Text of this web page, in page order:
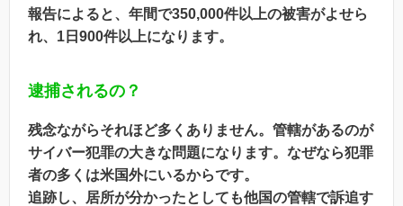
報告によると、年間で350,000件以上の被害がよせら
れ、1日900件以上になります。
逮捕されるの？
残念ながらそれほど多くありません。管轄があるのが
サイバー犯罪の大きな問題になります。なぜなら犯罪
者の多くは米国外にいるからです。
追跡し、居所が分かったとしても他国の管轄で訴追す